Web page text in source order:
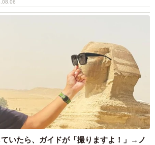
った彼氏と幸せな同棲生活をおくって
、その彼氏の年齢はアヤエさんの6個
ヤエさんの身の上に「彼氏のお母さ
がないよう幸せを願うばかりです。
いたら、ガイドが「撮りますよ！」→ノ